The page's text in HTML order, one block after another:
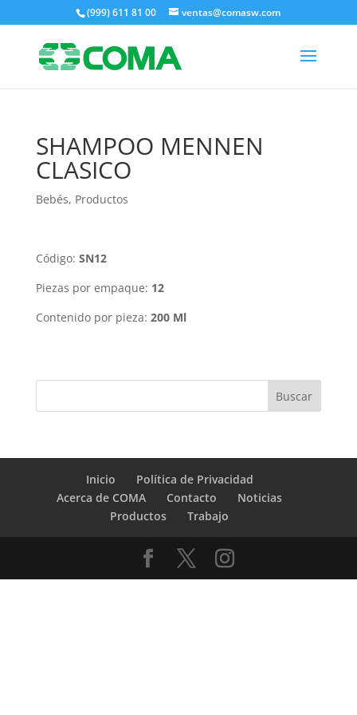
(999) 611 81 00 ventas@comasw.com
SHAMPOO MENNEN
CLASICO
Bebés, Productos
Código: SN12
Piezas por empaque: 12
Contenido por pieza: 200 Ml
Inicio
Política de Privacidad
Acerca de COMA
Contacto
Noticias
Productos
Trabajo